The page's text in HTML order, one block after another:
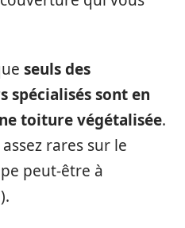
seuls des
spécialisés sont en
toiture végétalisée.
rares sur le
peut-être à